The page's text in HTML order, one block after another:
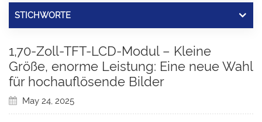
STICHWORTE
1,70-Zoll-TFT-LCD-Modul – Kleine
Größe, enorme Leistung: Eine neue Wahl
für hochauflösende Bilder
May 24, 2025